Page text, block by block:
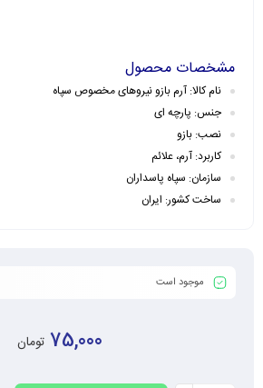
مشخصات محصول
نام کالا: آرم بازو نیروهای مخصوص سپاه
جنس: پارچه ای
نصب: بازو
کاربرد: آرم، علائم
سازمان: سپاه پاسداران
ساخت کشور: ایران
موجود است
75,000 تومان